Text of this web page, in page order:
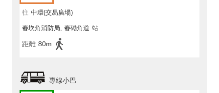
往 中環(交易廣場)
舂坎角消防局, 舂磡角道 站
距離 80m
專線小巴